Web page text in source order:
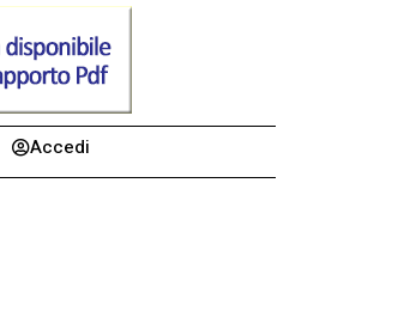
Accedi